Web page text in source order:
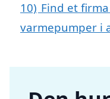
10) Find et
varmepumper i